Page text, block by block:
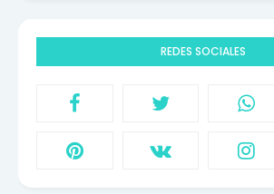
REDES SOCIALES